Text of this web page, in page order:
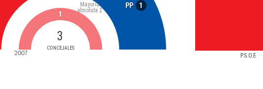
PP 1
3
CONCEJALES
Mayoría
absoluta 2
1
2007 P.S.O.E